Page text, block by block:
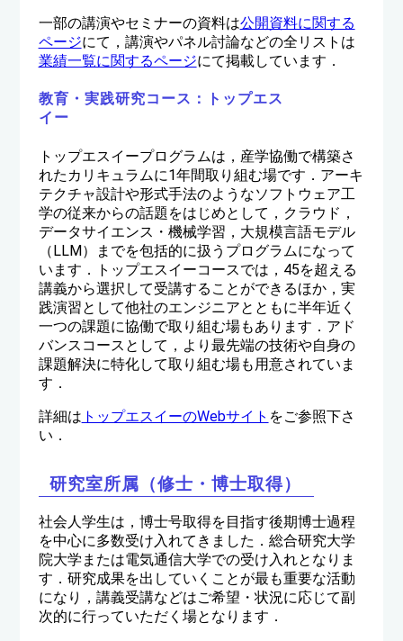
一部の講演やセミナーの資料は公開資料に関する
ページにて，講演やパネル討論などの全リストは
業績一覧に関するページにて掲載しています．
教育・実践研究コース：トップエス
イー
トップエスイープログラムは，産学協働で構築さ
れたカリキュラムに1年間取り組む場です．アーキ
テクチャ設計や形式手法のようなソフトウェア工
学の従来からの話題をはじめとして，クラウド，
データサイエンス・機械学習，大規模言語モデル
（LLM）までを包括的に扱うプログラムになって
います．トップエスイーコースでは，45を超える
講義から選択して受講することができるほか，実
践演習として他社のエンジニアとともに半年近く
一つの課題に協働で取り組む場もあります．アド
バンスコースとして，より最先端の技術や自身の
課題解決に特化して取り組む場も用意されていま
す．
詳細は トップエスイーのWebサイト をご参照下さ
い．
研究室所属（修士・博士取得）
社会人学生は，博士号取得を目指す後期博士過程
を中心に多数受け入れてきました．総合研究大学
院大学または電気通信大学での受け入れとなりま
す．研究成果を出していくことが最も重要な活動
になり，講義受講などはご希望・状況に応じて副
次的に行っていただく場となります．